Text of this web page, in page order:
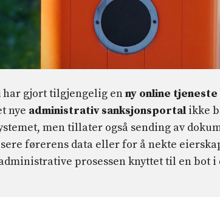
har gjort tilgjengelig enny online tjeneste
nye administrativ sanksjonsportal ikke
men tillater også sending av
førerens data eller for å nekte
prosessen knyttet til en bot